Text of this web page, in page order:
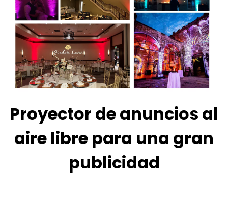
Proyector de anuncios al
aire libre para una gran
publicidad